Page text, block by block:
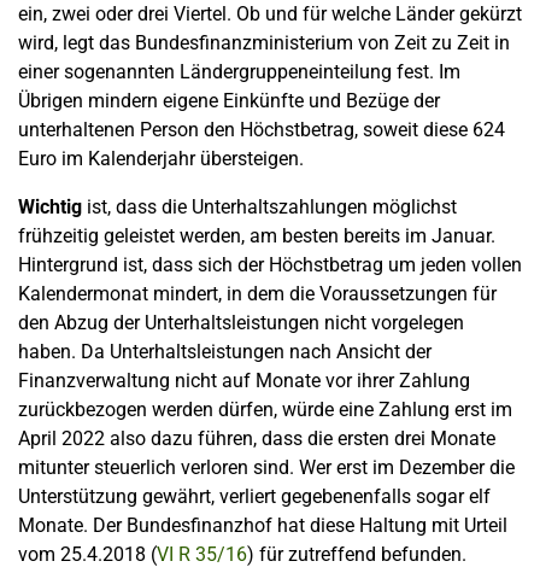
ein, zwei oder drei Viertel. Ob und für welche Länder gekürzt
wird, legt das Bundesfinanzministerium von Zeit zu Zeit in
einer sogenannten Ländergruppeneinteilung fest. Im
Übrigen mindern eigene Einkünfte und Bezüge der
unterhaltenen Person den Höchstbetrag, soweit diese 624
Euro im Kalenderjahr übersteigen.
Wichtig ist, dass die Unterhaltszahlungen möglichst
frühzeitig geleistet werden, am besten bereits im Januar.
Hintergrund ist, dass sich der Höchstbetrag um jeden vollen
Kalendermonat mindert, in dem die Voraussetzungen für
den Abzug der Unterhaltsleistungen nicht vorgelegen
haben. Da Unterhaltsleistungen nach Ansicht der
Finanzverwaltung nicht auf Monate vor ihrer Zahlung
zurückbezogen werden dürfen, würde eine Zahlung erst im
April 2022 also dazu führen, dass die ersten drei Monate
mitunter steuerlich verloren sind. Wer erst im Dezember die
Unterstützung gewährt, verliert gegebenenfalls sogar elf
Monate. Der Bundesfinanzhof hat diese Haltung mit Urteil
vom 25.4.2018 (VI R 35/16) für zutreffend befunden.